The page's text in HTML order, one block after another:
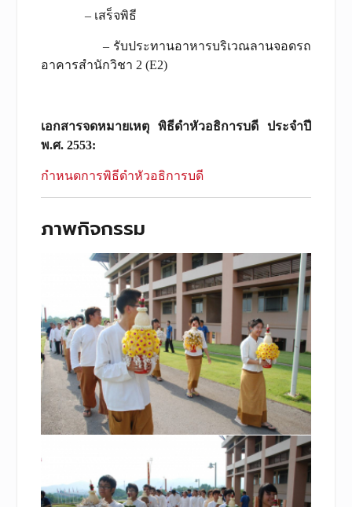
– เสร็จพิธี
– รับประทานอาหารบริเวณลานจอดรถ
อาคารสำนักวิชา 2 (E2)
เอกสารจดหมายเหตุ พิธีดำหัวอธิการบดี ประจำปี
พ.ศ. 2553:
กำหนดการพิธีดำหัวอธิการบดี
ภาพกิจกรรม